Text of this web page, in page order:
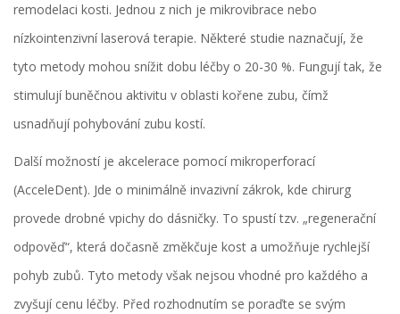
remodelaci kosti. Jednou z nich je mikrovibrace nebo
nízkointenzivní laserová terapie. Některé studie naznačují, že
tyto metody mohou snížit dobu léčby o 20-30 %. Fungují tak, že
stimulují buněčnou aktivitu v oblasti kořene zubu, čímž
usnadňují pohybování zubu kostí.
Další možností je akcelerace pomocí mikroperforací
(AcceleDent). Jde o minimálně invazivní zákrok, kde chirurg
provede drobné vpichy do dásničky. To spustí tzv. „regenerační
odpověď“, která dočasně změkčuje kost a umožňuje rychlejší
pohyb zubů. Tyto metody však nejsou vhodné pro každého a
zvyšují cenu léčby. Před rozhodnutím se poraďte se svým